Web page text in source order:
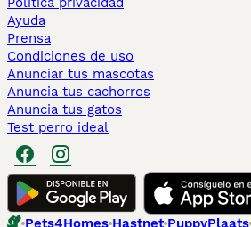
Ayuda
Prensa
Condiciones de uso
Anunciar tus mascotas
Anuncia tus cachorros
Anuncia tus gatos
Test perro ideal